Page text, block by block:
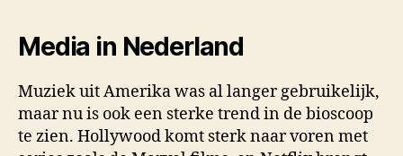
Media in Nederland
Muziek uit Amerika was al langer gebruikelijk,
maar nu is ook een sterke trend in de bioscoop
te zien. Hollywood komt sterk naar voren met